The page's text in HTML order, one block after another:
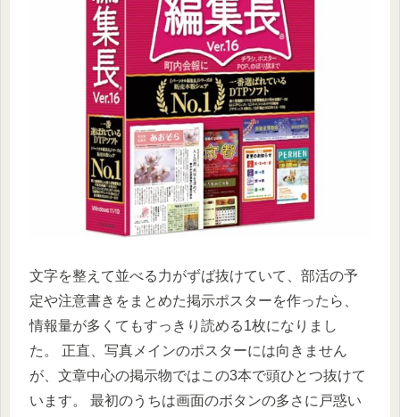
文字を整えて並べる力がずば抜けていて、部活の予
定や注意書きをまとめた掲示ポスターを作ったら、
情報量が多くてもすっきり読める1枚になりまし
た。 正直、写真メインのポスターには向きません
が、文章中心の掲示物ではこの3本で頭ひとつ抜けて
います。 最初のうちは画面のボタンの多さに戸惑い